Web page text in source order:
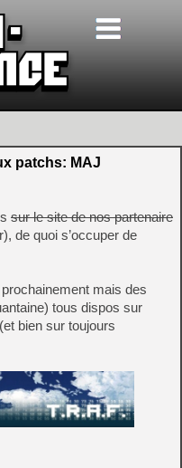
patchs: MAJ
sur le site de nos partenaire
de quoi s’occuper de
mais des
tous dispos sur
(et bien sur toujours